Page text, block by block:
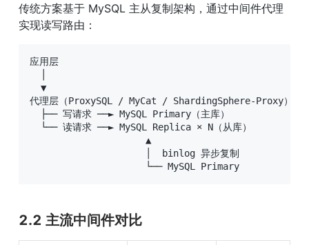
传统方案基于 MySQL 主从复制架构，通过中间件代理
实现读写路由：
应用层
  ▼
代理层（ProxySQL / MyCat / ShardingSphere-Proxy）
  ├── 写请求 ──► MySQL Primary（主库）
  └── 读请求 ──► MySQL Replica × N（从库）
                     ▲
                     │  binlog 异步复制
                     └── MySQL Primary
2.2 主流中间件对比